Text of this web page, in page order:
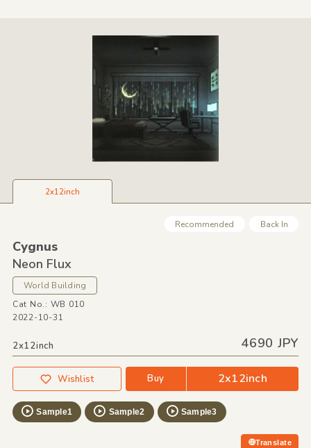
2x12inch
Recommended Back In
Cygnus
Neon Flux
World Building
Cat No.: WB 010
2022-10-31
2x12inch 4690 JPY
Wishlist Buy 2x12inch
Sample1 Sample2 Sample3
Translate